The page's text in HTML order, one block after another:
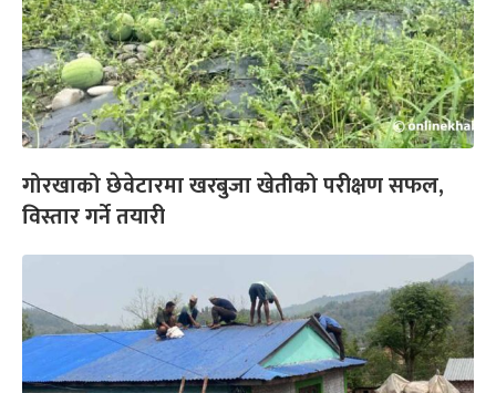
गोरखाको छेवेटारमा खरबुजा खेतीको परीक्षण सफल,
विस्तार गर्ने तयारी